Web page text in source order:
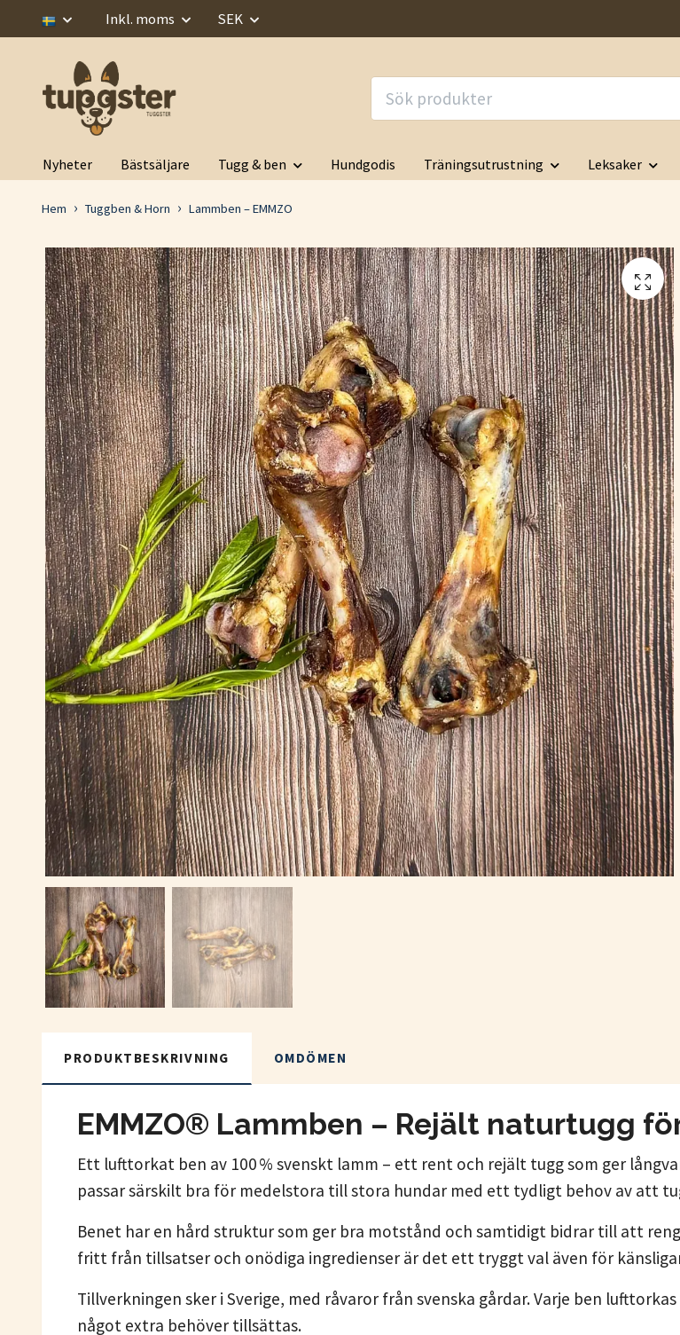
Inkl. moms SEK
Nyheter Bästsäljare Tugg & ben Hundgodis Träningsutrustning Leksaker
Hem Tuggben & Horn Lammben – EMMZO
PRODUKTBESKRIVNING OMDÖMEN
EMMZO® Lammben – Rejält naturtugg
Ett lufttorkat ben av 100 % svenskt lamm – ett rent och rejält tugg som ger
passar särskilt bra för medelstora till stora hundar med ett tydligt behov av att
Benet har en hård struktur som ger bra motstånd och samtidigt bidrar till att
fritt från tillsatser och onödiga ingredienser är det ett tryggt val även för
Tillverkningen sker i Sverige, med råvaror från svenska gårdar. Varje ben
något extra behöver tillsättas.